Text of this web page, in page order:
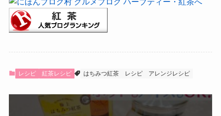
レシピ 紅茶レシピ はちみつ紅茶 レシピ アレンジレシピ